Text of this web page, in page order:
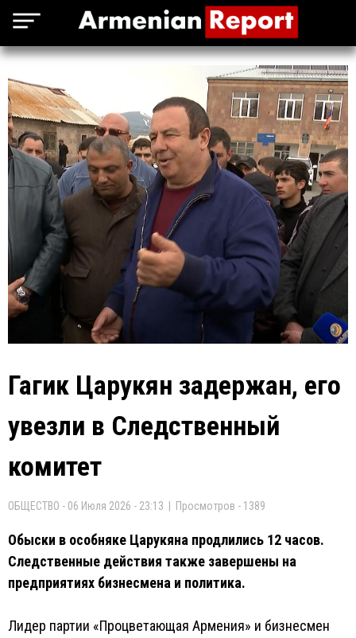
Гагик Царукян задержан, его
увезли в Следственный
комитет
ОБЩЕСТВО - 06 Июля 2026 - 23:13 | Просмотров - 1389
Обыски в особняке Царукяна продлились 12 часов.
Следственные действия также завершены на
предприятиях бизнесмена и политика.
Лидер партии «Процветающая Армения» и бизнесмен